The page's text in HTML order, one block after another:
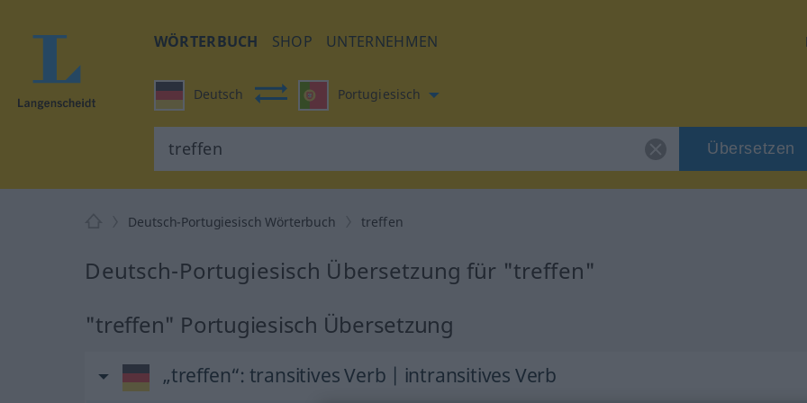
WÖRTERBUCH SHOP UNTERNEHMEN
Deutsch Portugiesisch
Übersetzen
Deutsch-Portugiesisch Wörterbuch treffen
Deutsch-Portugiesisch Übersetzung für "treffen"
"treffen" Portugiesisch Übersetzung
„treffen“: transitives Verb | intransitives Verb